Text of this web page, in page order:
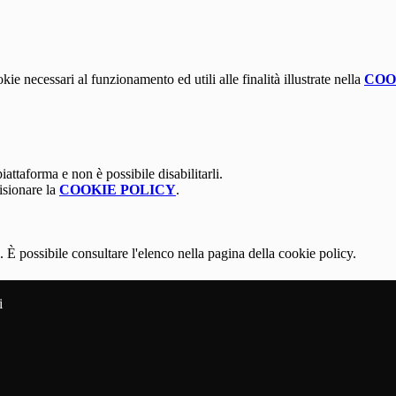
necessari al funzionamento ed utili alle finalità illustrate nella
e non è possibile disabilitarli.
la COOKIE POLICY.
possibile consultare l'elenco nella pagina della cookie policy.